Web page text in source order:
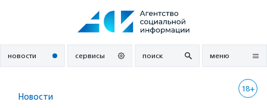
новости сервисы поиск меню
18+
Новости